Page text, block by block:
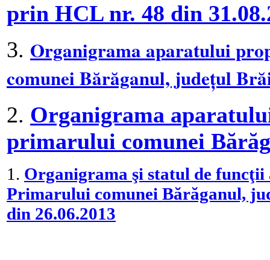
prin HCL nr. 48 din
3. Organigrama aparatului
comunei Bărăganul, județul
2. Organigrama
primarului comunei
1. Organigrama şi statul de
Primarului comunei Bărăganul,
din 26.06.2013